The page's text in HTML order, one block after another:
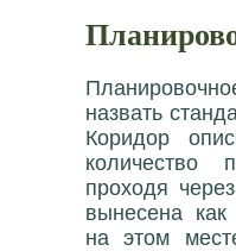
назвать
Коридор
количество
проходя
вынесена
на этом